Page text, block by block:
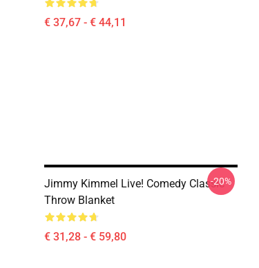
€ 37,67 - € 44,11
Jimmy Kimmel Live! Comedy Classic
Throw Blanket
€ 31,28 - € 59,80
-20%